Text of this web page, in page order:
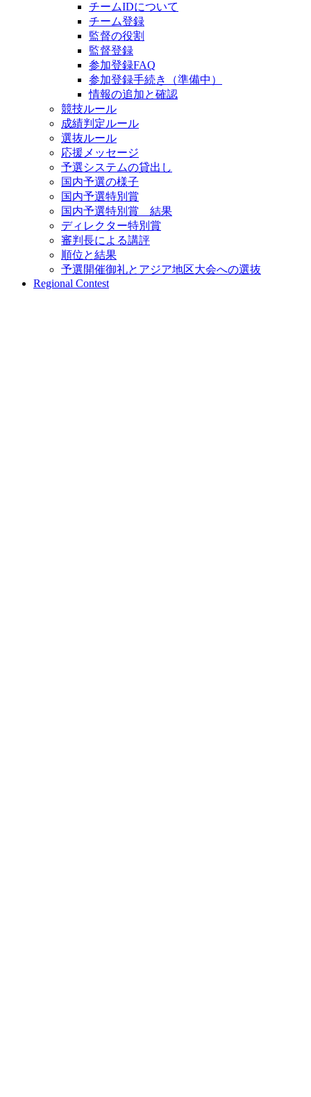
チームIDについて
チーム登録
監督の役割
監督登録
参加登録FAQ
参加登録手続き（準備中）
情報の追加と確認
競技ルール
成績判定ルール
選抜ルール
応援メッセージ
予選システムの貸出し
国内予選の様子
国内予選特別賞
国内予選特別賞 結果
ディレクター特別賞
審判長による講評
順位と結果
予選開催御礼とアジア地区大会への選抜
Regional Contest